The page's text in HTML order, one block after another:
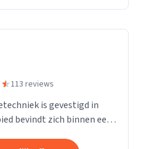
113 reviews
is gevestigd in
bevindt zich binnen een